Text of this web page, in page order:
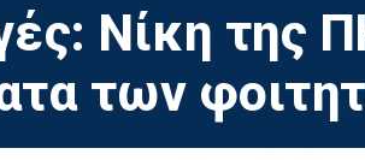
Νίκη της
των